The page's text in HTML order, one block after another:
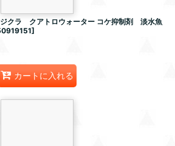
ジクラ クアトロウォーター コケ抑制剤 淡水魚
]
カートに入れる